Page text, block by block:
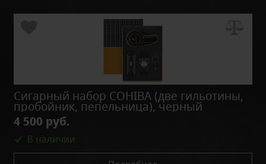
Сигарный набор COHIBA (две гильотины,
пробойник, пепельница), черный
4 500 руб.
В наличии